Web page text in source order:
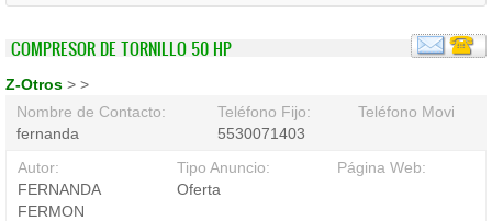
COMPRESOR DE TORNILLO 50 HP
Z-Otros > >
Nombre de Contacto:
fernanda
Teléfono Fijo:
5530071403
Teléfono Movil:
Autor:
FERNANDA
FERMON
Tipo Anuncio:
Oferta
Página Web: